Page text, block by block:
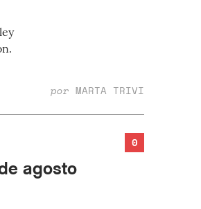
por MARTA TRIVI
0
agosto